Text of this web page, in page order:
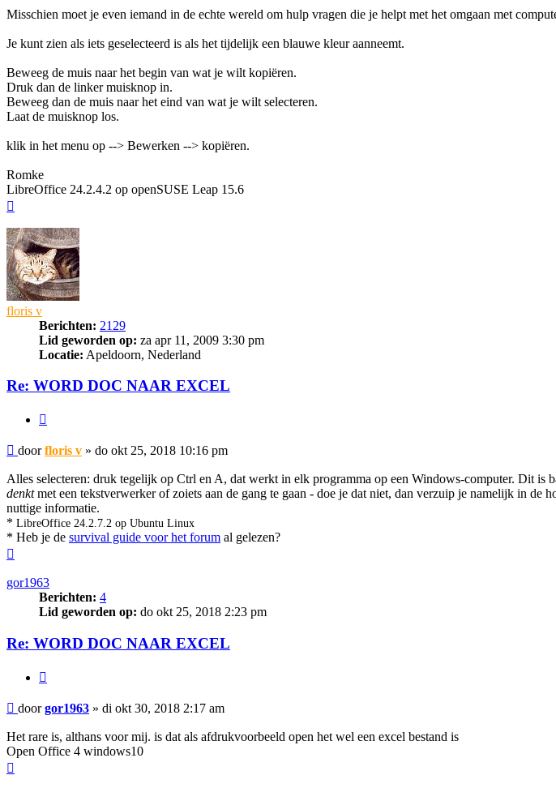
Misschien moet je even iemand in de echte wereld om hulp vragen die je helpt met het omgaan met
Je kunt zien als iets geselecteerd is als het tijdelijk een blauwe kleur aanneemt.
Beweeg de muis naar het begin van wat je wilt kopiëren.
Druk dan de linker muisknop in.
Beweeg dan de muis naar het eind van wat je wilt selecteren.
Laat de muisknop los.
klik in het menu op --> Bewerken --> kopiëren.
Romke
LibreOffice 24.2.4.2 op openSUSE Leap 15.6
floris v
Berichten: 2129
Lid geworden op: za apr 11, 2009 3:30 pm
Locatie: Apeldoorn, Nederland
Re: WORD DOC NAAR EXCEL
Bericht
doorfloris v » do okt 25, 2018 10:16 pm
Alles selecteren: druk tegelijk op Ctrl en A, dat werkt in elk programma op een Windows-computer. Dit is
denktmet een tekstverwerker of zoiets aan de gang te gaan - doe je dat niet, dan verzuip je namelijk in
nuttige informatie.
* LibreOffice 24.2.7.2 op Ubuntu Linux
* Heb je de survival guide voor het forum al gelezen?
gor1963
Berichten: 4
Lid geworden op: do okt 25, 2018 2:23 pm
Re: WORD DOC NAAR EXCEL
Bericht
doorgor1963 » di okt 30, 2018 2:17 am
Het rare is, althans voor mij. is dat als afdrukvoorbeeld open het wel een excel bestand is
Open Office 4 windows10